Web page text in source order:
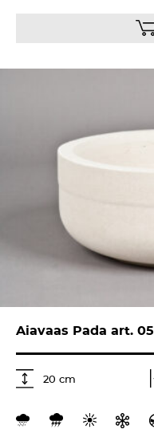
Aiavaas Pada art. 05
20 cm